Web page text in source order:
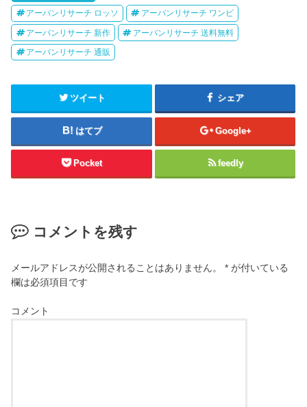
アーバンリサーチ ロッソ アーバンリサーチ ワンピ
アーバンリサーチ 新作 アーバンリサーチ 送料無料
アーバンリサーチ 通販
ツイート シェア
はてブ Google+
Pocket feedly
コメントを残す
メールアドレスが公開されることはありません。 * が付いている
欄は必須項目です
コメント